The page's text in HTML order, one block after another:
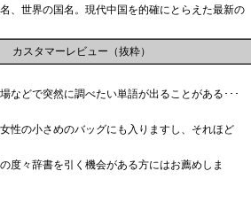
、世界の国名。現代中国を的確にとらえた最新の
カスタマーレビュー（抜粋）
などで突然に調べたい単語が出ることがある･･･
性の小さめのバッグにも入りますし、それほど
度々辞書を引く機会がある方にはお薦めしま